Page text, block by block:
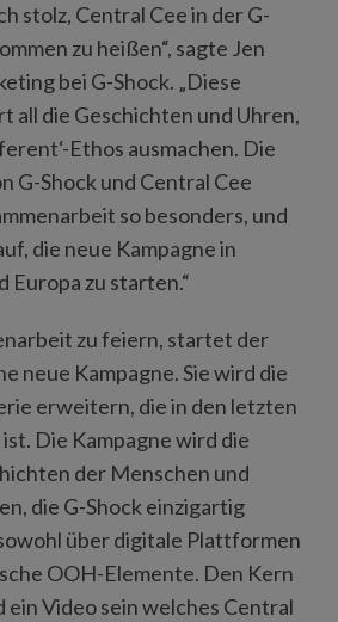
stolz, Central Cee in der G-
zu heißen“, sagte Jen
bei G-Shock. „Diese
all die Geschichten und Uhren,
Ethos ausmachen. Die
G-Shock und Central Cee
so besonders, und
die neue Kampagne in
zu starten.“
zu feiern, startet der
neue Kampagne. Sie wird die
erweitern, die in den letzten
Die Kampagne wird die
der Menschen und
die G-Shock einzigartig
über digitale Plattformen
OOH-Elemente. Den Kern
ein Video sein welches Central